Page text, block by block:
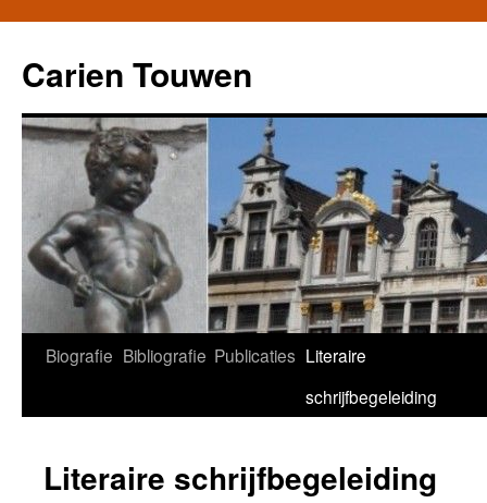
Carien Touwen
Skip
Biografie Bibliografie Publicaties Literaire
schrijfbegeleiding
Literaire schrijfbegeleiding